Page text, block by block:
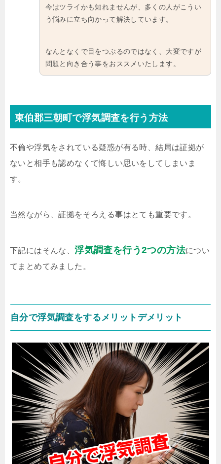
今はツライかも知れませんが、多くの人がこうい
う悩みに立ち向かって解決しています。
なんとなくで目をつぶるのではなく、大変ですが
問題と向き合う事をおススメいたします。
東伯郡三朝町で浮気調査を行う方法
不倫や浮気をされている疑惑が有る時、結局は証拠が
ないと相手も認めなくて悔しい思いをしてしまいま
す。
当然ながら、証拠をそろえる事はとても重要です。
下記にはそんな、浮気調査を行う2つの方法につい
てまとめてみました。
自分で浮気調査をするメリットデメリット